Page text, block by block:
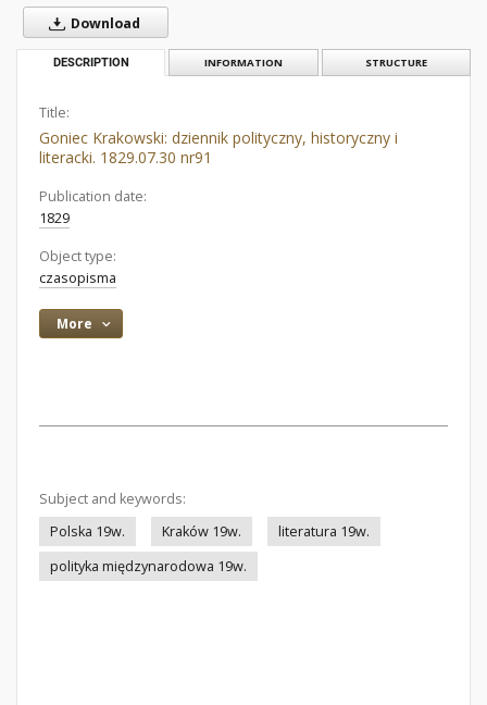
Download
DESCRIPTION INFORMATION STRUCTURE
Title:
Goniec Krakowski: dziennik polityczny, historyczny i
literacki. 1829.07.30 nr91
Publication date:
1829
Object type:
czasopisma
More
Subject and keywords:
Polska 19w.
Kraków 19w.
literatura 19w.
polityka międzynarodowa 19w.